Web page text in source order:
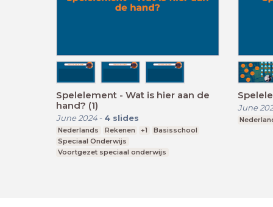
Spelelement - Wat is hier aan de
hand? (1)
June 2024- 4 slides
Nederlands Rekenen +1
Basisschool
Speciaal Onderwijs
Voortgezet speciaal onderwijs
June